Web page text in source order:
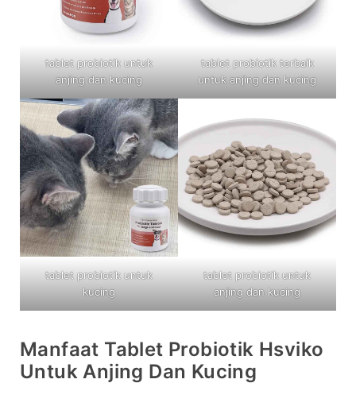
tablet probiotik untuk
anjing dan kucing
tablet probiotik terbaik
untuk anjing dan kucing
tablet probiotik untuk
kucing
tablet probiotik untuk
anjing dan kucing
Manfaat Tablet Probiotik Hsviko
Untuk Anjing Dan Kucing